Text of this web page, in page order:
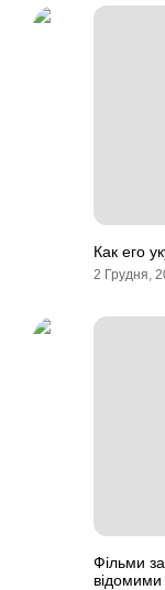
Как его
2 Грудня,
Фільми
відомими